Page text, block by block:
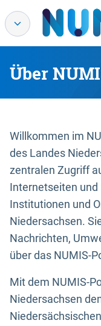
Über
Willkommen im
des Landes
zentralen Zugriff
Internetseiten
Institutionen und
Niedersachsen.
Nachrichten,
über das NUMIS-
Mit dem NUMIS-
Niedersachsen